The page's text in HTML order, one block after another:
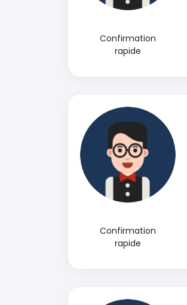
Confirmation
rapide
Confirmation
rapide